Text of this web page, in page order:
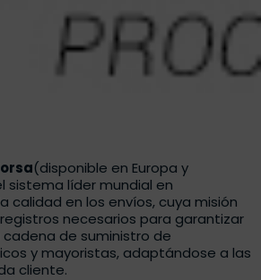
(disponible en Europa y
sistema líder mundial en
calidad en los envíos, cuya misión
necesarios para garantizar
de suministro de
y mayoristas, adaptándose a las
cliente.